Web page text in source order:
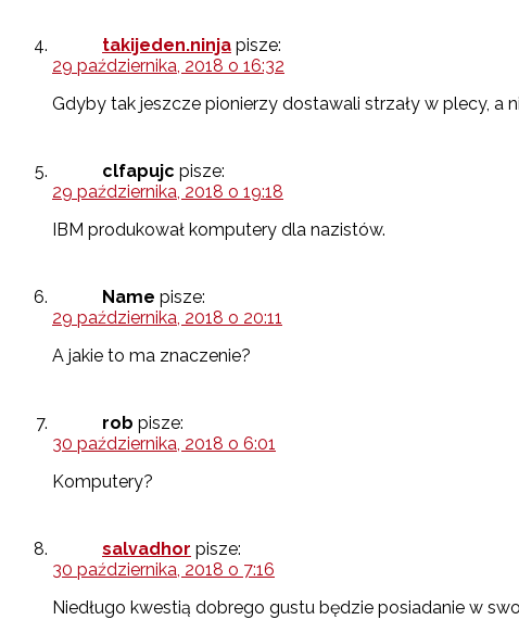
takijeden.ninja pisze:
29 października, 2018 o 16:32
Gdyby tak jeszcze pionierzy dostawali strzały w plecy, a
clfapujc pisze:
29 października, 2018 o 19:18
IBM produkował komputery dla nazistów.
Name pisze:
29 października, 2018 o 20:11
A jakie to ma znaczenie?
rob pisze:
30 października, 2018 o 6:01
Komputery?
salvadhor pisze:
30 października, 2018 o 7:16
Niedługo kwestią dobrego gustu będzie posiadanie w